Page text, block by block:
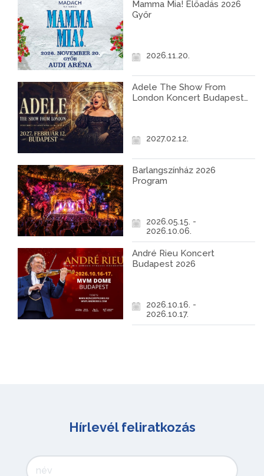
Mamma Mia! Előadás 2026
Győr
2026.11.20.
Adele The Show From
London Koncert Budapest
2027.02.12.
Barlangszínház 2026
Program
2026.05.15. -
2026.10.06.
André Rieu Koncert
Budapest 2026
2026.10.16. -
2026.10.17.
Hírlevél feliratkozás